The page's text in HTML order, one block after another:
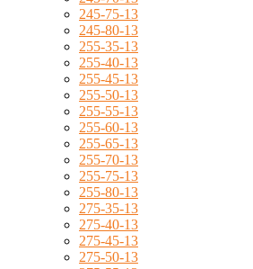
245-75-13
245-80-13
255-35-13
255-40-13
255-45-13
255-50-13
255-55-13
255-60-13
255-65-13
255-70-13
255-75-13
255-80-13
275-35-13
275-40-13
275-45-13
275-50-13